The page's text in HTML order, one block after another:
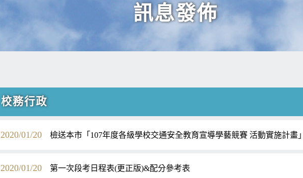
訊息發佈
校務行政
2020/01/20 檢送本市「107年度各級學校交通安全教育宣導學藝競賽 活動實施計
2020/01/20 第一次段考日程表(更正版)&配分參考表